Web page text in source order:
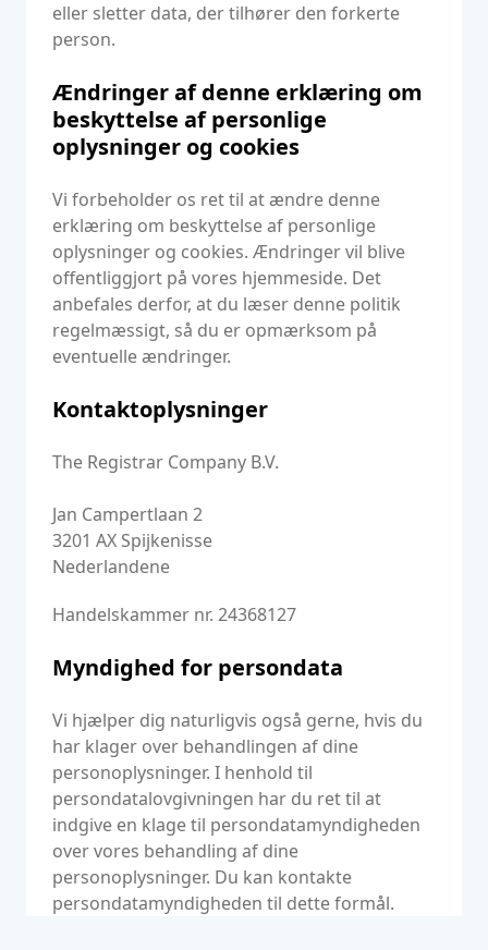
eller sletter data, der tilhører den forkerte
person.
Ændringer af denne erklæring om
beskyttelse af personlige
oplysninger og cookies
Vi forbeholder os ret til at ændre denne
erklæring om beskyttelse af personlige
oplysninger og cookies. Ændringer vil blive
offentliggjort på vores hjemmeside. Det
anbefales derfor, at du læser denne politik
regelmæssigt, så du er opmærksom på
eventuelle ændringer.
Kontaktoplysninger
The Registrar Company B.V.
Jan Campertlaan 2
3201 AX Spijkenisse
Nederlandene
Handelskammer nr. 24368127
Myndighed for persondata
Vi hjælper dig naturligvis også gerne, hvis du
har klager over behandlingen af dine
personoplysninger. I henhold til
persondatalovgivningen har du ret til at
indgive en klage til persondatamyndigheden
over vores behandling af dine
personoplysninger. Du kan kontakte
persondatamyndigheden til dette formål.